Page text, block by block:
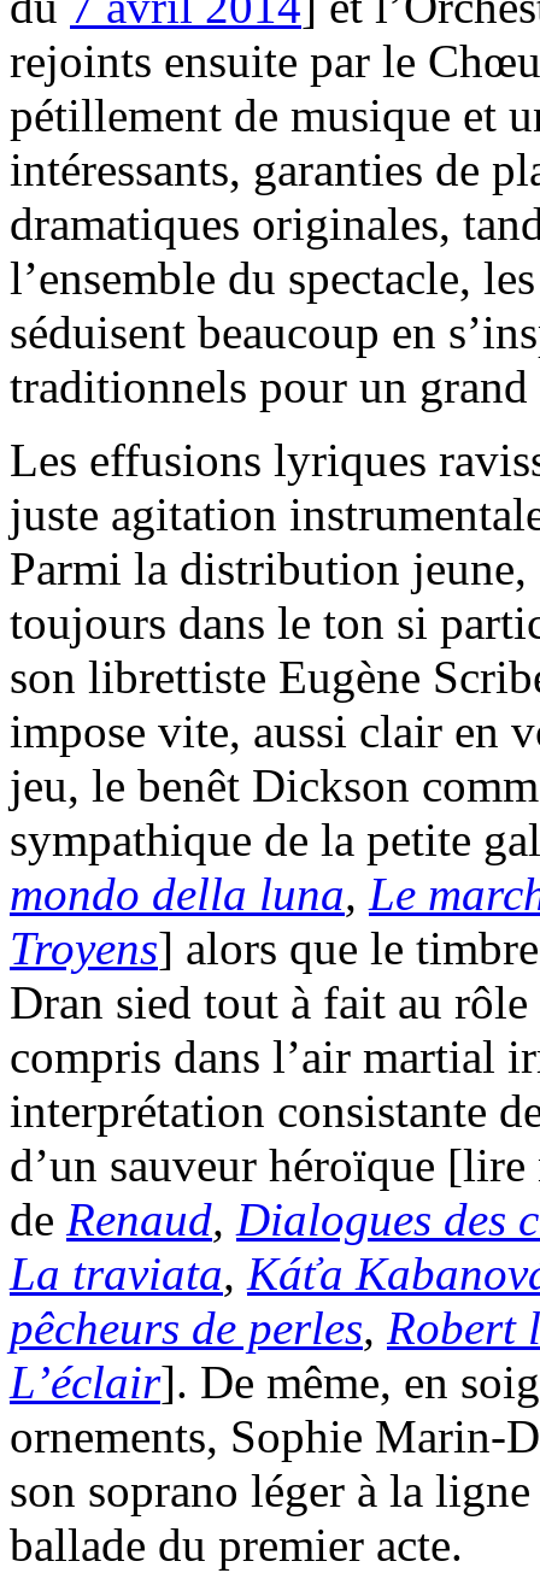
rejoints ensuite par le
pétillement de musique et
intéressants, garanties de
dramatiques originales,
l’ensemble du spectacle,
séduisent beaucoup en
traditionnels pour un
Les effusions lyriques
juste agitation
Parmi la distribution jeune,
toujours dans le ton si
son librettiste Eugène
impose vite, aussi clair en
jeu, le benêt Dickson
sympathique de la petite
mondo della luna, Le
Troyens] alors que le
Dran sied tout à fait au
compris dans l’air martial
interprétation consistante
d’un sauveur héroïque [lire
de Renaud, Dialogues des
La traviata, Káťa
pêcheurs de perles, Robert
L’éclair]. De même, en
ornements, Sophie Marin-
son soprano léger à la
ballade du premier acte.